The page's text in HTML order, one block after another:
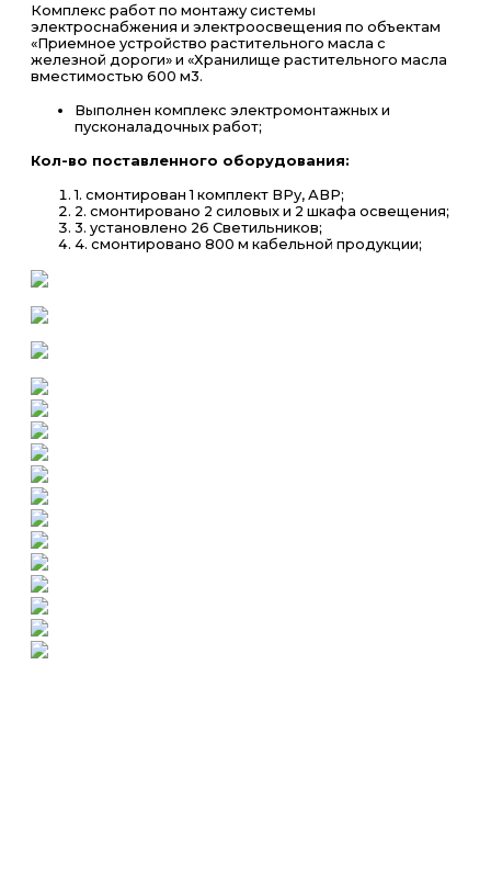
Комплекс работ по монтажу системы
электроснабжения и электроосвещения по объектам
«Приемное устройство растительного масла с
железной дороги» и «Хранилище растительного масла
вместимостью 600 м3.
Выполнен комплекс электромонтажных и
пусконаладочных работ;
Кол-во поставленного оборудования:
1. смонтирован 1 комплект ВРу, АВР;
2. смонтировано 2 силовых и 2 шкафа освещения;
3. установлено 26 Светильников;
4. смонтировано 800 м кабельной продукции;